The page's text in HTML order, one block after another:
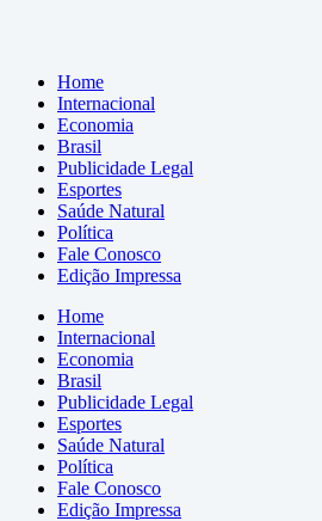
Home
Internacional
Economia
Brasil
Publicidade Legal
Esportes
Saúde Natural
Política
Fale Conosco
Edição Impressa
Home
Internacional
Economia
Brasil
Publicidade Legal
Esportes
Saúde Natural
Política
Fale Conosco
Edição Impressa